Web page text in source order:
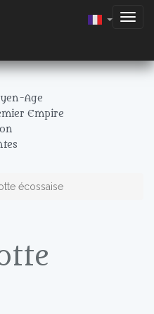
Age
Empire
écossaise